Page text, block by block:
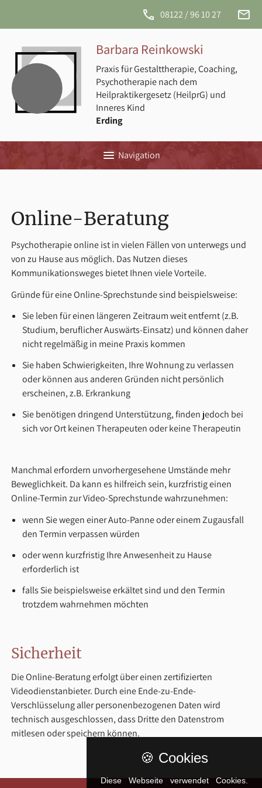
phone 08122 / 96 10 27 email
Barbara Reinkowski
Praxis für Gestalttherapie, Coaching,
Psychotherapie nach dem
Heilpraktikergesetz (HeilprG) und
Inneres Kind
Erding
menu Navigation
Online-Beratung
Psychotherapie online ist in vielen Fällen von unterwegs und
von zu Hause aus möglich. Das Nutzen dieses
Kommunikationsweges bietet Ihnen viele Vorteile.
Gründe für eine Online-Sprechstunde sind beispielsweise:
Sie leben für einen längeren Zeitraum weit entfernt (z.B.
Studium, beruflicher Auswärts-Einsatz) und können daher
nicht regelmäßig in meine Praxis kommen
Sie haben Schwierigkeiten, Ihre Wohnung zu verlassen
oder können aus anderen Gründen nicht persönlich
erscheinen, z.B. Erkrankung
Sie benötigen dringend Unterstützung, finden jedoch bei
sich vor Ort keinen Therapeuten oder keine Therapeutin
Manchmal erfordern unvorhergesehene Umstände mehr
Beweglichkeit. Da kann es hilfreich sein, kurzfristig einen
Online-Termin zur Video-Sprechstunde wahrzunehmen:
wenn Sie wegen einer Auto-Panne oder einem Zugausfall
den Termin verpassen würden
oder wenn kurzfristig Ihre Anwesenheit zu Hause
erforderlich ist
falls Sie beispielsweise erkältet sind und den Termin
trotzdem wahrnehmen möchten
Sicherheit
Die Online-Beratung erfolgt über einen zertifizierten
Videodienstanbieter. Durch eine Ende-zu-Ende-
Verschlüsselung aller personenbezogenen Daten wird
technisch ausgeschlossen, dass Dritte den Datenstrom
mitlesen oder speichern können.
🍪 Cookies
Diese Webseite verwendet Cookies.